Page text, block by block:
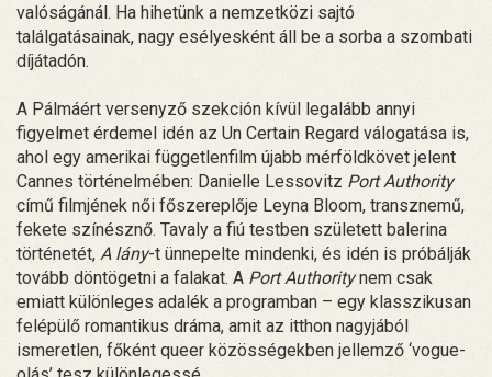
valóságánál. Ha hihetünk a nemzetközi sajtó
találgatásainak, nagy esélyesként áll be a sorba a szombati
díjátadón.
A Pálmáért versenyző szekción kívül legalább annyi
figyelmet érdemel idén az Un Certain Regard válogatása is,
ahol egy amerikai függetlenfilm újabb mérföldkövet jelent
Cannes történelmében: Danielle Lessovitz Port Authority
című filmjének női főszereplője Leyna Bloom, transznemű,
fekete színésznő. Tavaly a fiú testben született balerina
történetét, A lány-t ünnepelte mindenki, és idén is próbálják
tovább döntögetni a falakat. A Port Authoritynem csak
emiatt különleges adalék a programban – egy klasszikusan
felépülő romantikus dráma, amit az itthon nagyjából
ismeretlen, főként queer közösségekben jellemző ‘vogue-